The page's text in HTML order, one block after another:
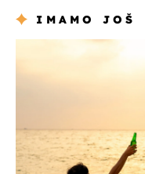
IMAMO JOŠ